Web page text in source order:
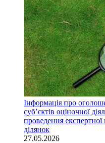
Інформація про
суб’єктів оціночної
проведення
ділянок
27.05.2026